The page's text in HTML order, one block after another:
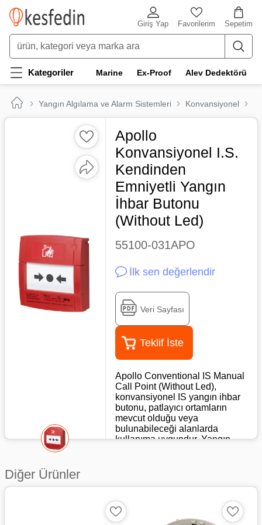
Sepetim
Favorilerim
Giriş Yap
Kategoriler Marine Ex-Proof Alev Dedektörü
Yangın Algılama ve Alarm Sistemleri Konvansiyonel
Apollo
Konvansiyonel I.S.
Kendinden
Emniyetli Yangın
İhbar Butonu
(Without Led)
55100-031APO
İlk sen değerlendir
Veri Sayfası
Teklif İste
Apollo Conventional IS Manual
Call Point (Without Led),
konvansiyonel IS yangın ihbar
butonu, patlayıcı ortamların
mevcut olduğu veya
bulunabileceği alanlarda
kullanıma uygundur. Yangın
Diğer Ürünler